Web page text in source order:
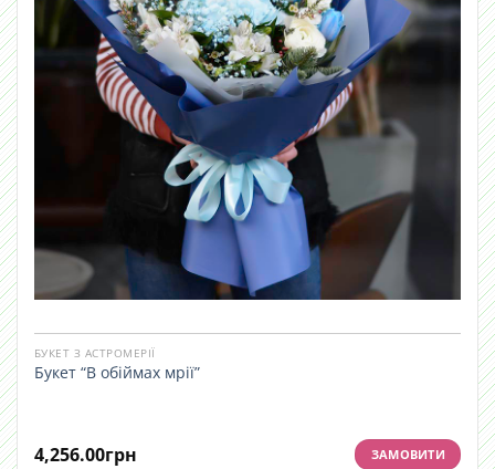
БУКЕТ З АСТРОМЕРІЇ
Букет “В обіймах мрії”
4,256.00грн ЗАМОВИТИ